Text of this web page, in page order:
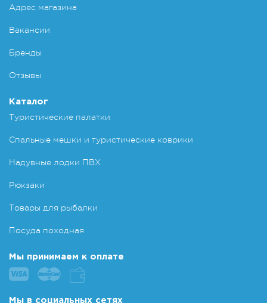
Адрес магазина
Вакансии
Бренды
Отзывы
Каталог
Туристические палатки
Спальные мешки и туристические коврики
Надувные лодки ПВХ
Рюкзаки
Товары для рыбалки
Посуда походная
Мы принимаем к оплате
Мы в социальных сетях